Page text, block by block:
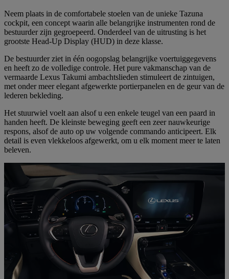
Neem plaats in de comfortabele stoelen van de unieke Tazuna
cockpit, een concept waarin alle belangrijke instrumenten rond de
bestuurder zijn gegroepeerd. Onderdeel van de uitrusting is het
grootste Head-Up Display (HUD) in deze klasse.
De bestuurder ziet in één oogopslag belangrijke voertuiggegevens
en heeft zo de volledige controle. Het pure vakmanschap van de
vermaarde Lexus Takumi ambachtslieden stimuleert de zintuigen,
met onder meer elegant afgewerkte portierpanelen en de geur van de
lederen bekleding.
Het stuurwiel voelt aan alsof u een enkele teugel van een paard in
handen heeft. De kleinste beweging geeft een zeer nauwkeurige
respons, alsof de auto op uw volgende commando anticipeert. Elk
detail is even vlekkeloos afgewerkt, om u elk moment meer te laten
beleven.